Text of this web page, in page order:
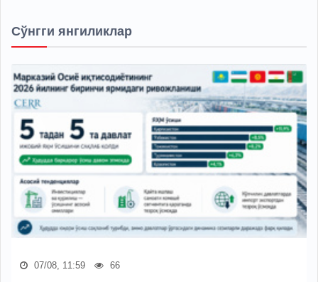
Сўнгги янгиликлар
07/08, 11:59 66